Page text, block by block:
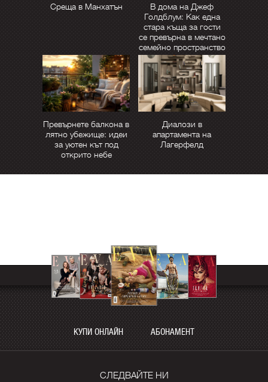
Среща в Манхатън
В дома на Джеф
Голдблум: Как една
стара къща за гости
се превърна в мечтано
семейно пространство
Превърнете балкона в
лятно убежище: идеи
за уютен кът под
открито небе
Диалози в
апартамента на
Лагерфелд
КУПИ ОНЛАЙН АБОНАМЕНТ
СЛЕДВАЙТЕ НИ